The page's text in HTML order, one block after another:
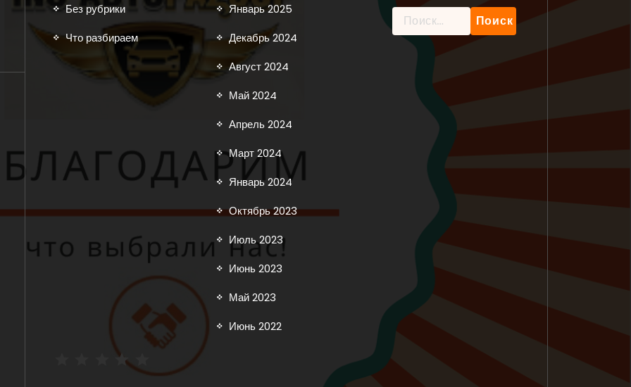
Без рубрики
Что разбираем
Январь 2025
Декабрь 2024
Август 2024
Май 2024
Апрель 2024
Март 2024
Январь 2024
Октябрь 2023
Июль 2023
Июнь 2023
Май 2023
Июнь 2022
Найти:
Рейтинг: 5 из 5.